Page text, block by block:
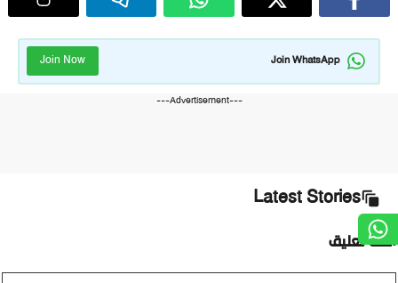
Join WhatsApp
Join Now
---Advertisement---
Latest Stories
أضف تعليق